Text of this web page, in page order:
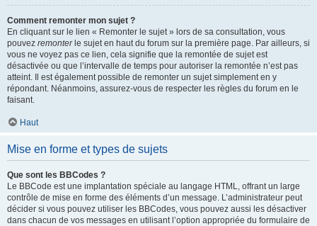
Comment remonter mon sujet ?
En cliquant sur le lien « Remonter le sujet » lors de sa consultation, vous
pouvez remonterle sujet en haut du forum sur la première page. Par ailleurs, si
vous ne voyez pas ce lien, cela signifie que la remontée de sujet est
désactivée ou que l’intervalle de temps pour autoriser la remontée n’est pas
atteint. Il est également possible de remonter un sujet simplement en y
répondant. Néanmoins, assurez-vous de respecter les règles du forum en le
faisant.
Haut
Mise en forme et types de sujets
Que sont les BBCodes ?
Le BBCode est une implantation spéciale au langage HTML, offrant un large
contrôle de mise en forme des éléments d’un message. L’administrateur peut
décider si vous pouvez utiliser les BBCodes, vous pouvez aussi les désactiver
dans chacun de vos messages en utilisant l’option appropriée du formulaire de